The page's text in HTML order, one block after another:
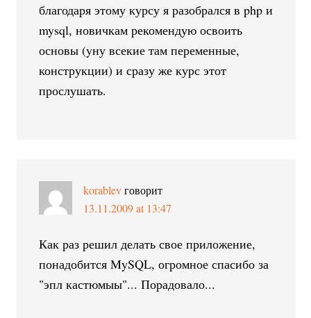
благодаря этому курсу я разобрался в php и
mysql, новичкам рекомендую освоить
основы (yну всекие там переменные,
конструкции) и сразу же курс этот
прослушать.
korablev говорит
13.11.2009 at 13:47
Как раз решил делать свое приложение,
понадобится MySQL, огромное спасибо за
"эпл кастюмыы"... Порадовало...